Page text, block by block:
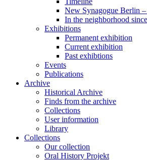
New Synagogue Berlin
In the neighborhood
Exhibitions
Permanent exhibition
Current exhibition
Past exhibtions
Events
Publications
Archive
Historical Archive
Finds from the archive
Collections
User information
Library
Collections
Our collection
Oral History Projekt